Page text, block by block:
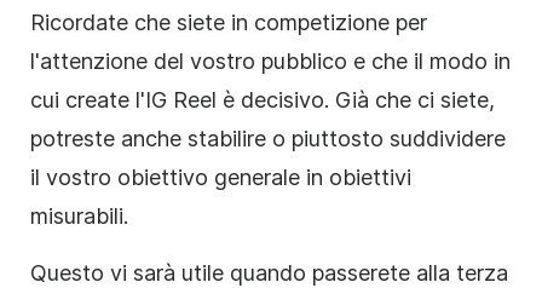
Ricordate che siete in competizione per
l'attenzione del vostro pubblico e che il modo in
cui create l'IG Reel è decisivo. Già che ci siete,
potreste anche stabilire o piuttosto suddividere
il vostro obiettivo generale in obiettivi
misurabili.
Questo vi sarà utile quando passerete alla terza